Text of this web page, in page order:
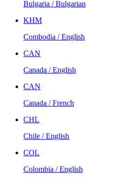
Bulgaria / Bulgarian
KHM
Combodia / English
CAN
Canada / English
CAN
Canada / French
CHL
Chile / English
COL
Colombia / English